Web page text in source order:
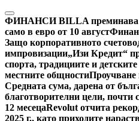
Skip
to
content
ФИНАНСИ BILLA преминава
само в евро от 10 август
Защо корпоративното
импровизации„Изи Кредит“
спорта, традициите и
местните общностиПроучване
Средната сума, дарена от
благотворителни цели, почти
12 месецаRevolut отчита
2025 г., като приходите